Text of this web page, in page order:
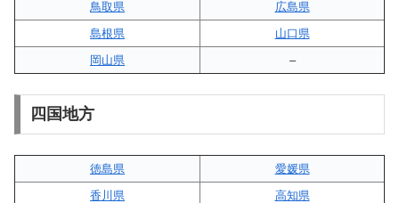
鳥取県
広島県
島根県
山口県
岡山県
–
四国地方
徳島県
愛媛県
香川県
高知県